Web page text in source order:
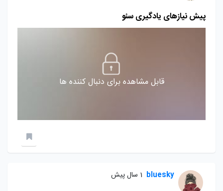
پیش نیازهای یادگیری سئو
قابل مشاهده برای دنبال کننده ها
bluesky 1 سال پیش